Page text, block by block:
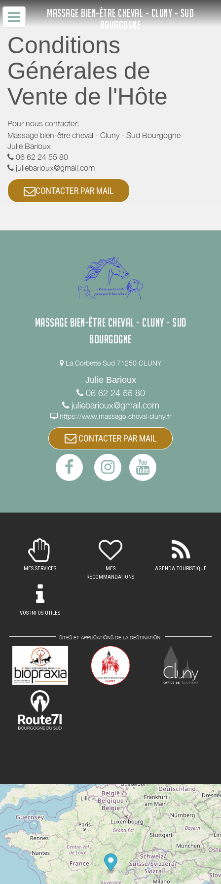
MASSAGE BIEN-ÊTRE CHEVAL - CLUNY - SUD
BOURGOGNE
Conditions
Générales de
Vente de l'Hôte
Pour nous contacter:
Massage bien-être cheval - Cluny - Sud Bourgogne
Julie Barioux
06 62 24 55 80
juliebarioux@gmail.com
CONTACTER PAR MAIL
MASSAGE BIEN-ÊTRE CHEVAL - CLUNY - SUD
BOURGOGNE
La Corbette Sud 71250 CLUNY
Julie Barioux
06 62 24 55 80
juliebarioux@gmail.com
https://www.massage-cheval-cluny.fr
CONTACTER PAR MAIL
MES SERVICES
MES
RECOMMANDATIONS
AGENDA TOURISTIQUE
VOS INFOS UTILES
SITES ET APPLICATIONS DE LA DESTINATION: